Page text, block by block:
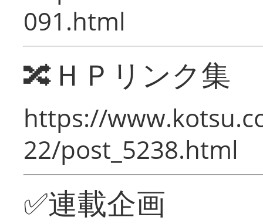
091.html
🔀ＨＰリンク集
https://
22/post_5238.html
✅連載企画